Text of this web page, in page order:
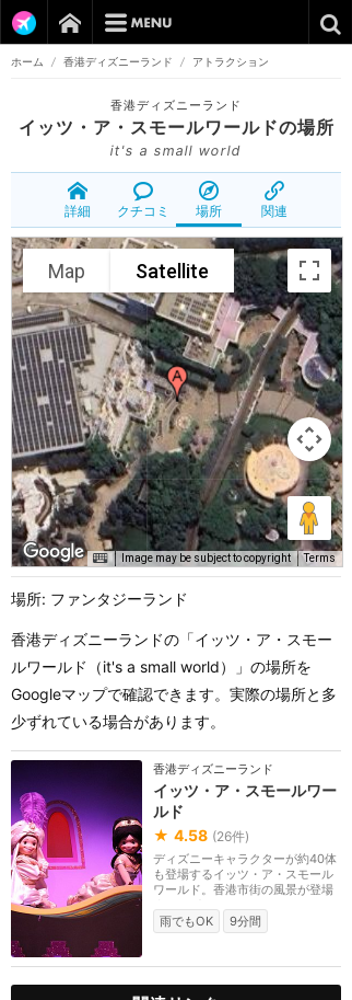
ホーム / 香港ディズニーランド / アトラクション
香港ディズニーランド
イッツ・ア・スモールワールドの場所
it's a small world
詳細 クチコミ 場所 関連
Map Satellite
Image may be subject to copyright Terms
場所: ファンタジーランド
香港ディズニーランドの「イッツ・ア・スモー
ルワールド（it's a small world）」の場所を
Googleマップで確認できます。実際の場所と多
少ずれている場合があります。
香港ディズニーランド
イッツ・ア・スモールワー
ルド
★ 4.58 (26件)
ディズニーキャラクターが約40体
も登場するイッツ・ア・スモール
ワールド。香港市街の風景が登場
雨でもOK
9分間